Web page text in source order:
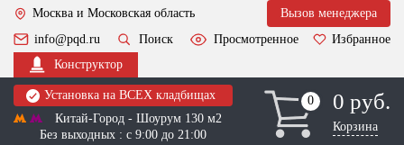
Москва и Московская область
Вызов менеджера
info@pqd.ru
Поиск Просмотренное
Избранное
Конструктор
Установка на ВСЕХ кладбищах
Китай-Город - Шоурум 130 м2
Без выходных : с 9:00 до 21:00
0
0 0 руб.
Корзина